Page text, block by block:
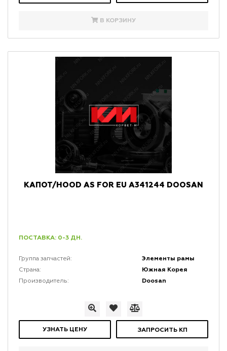
В КОРЗИНУ
КАПОТ/HOOD AS FOR EU A341244 DOOSAN
ПОСТАВКА: 0-3 ДН.
Группа запчастей: Элементы рамы
Страна: Южная Корея
Производитель: Doosan
УЗНАТЬ ЦЕНУ ЗАПРОСИТЬ КП